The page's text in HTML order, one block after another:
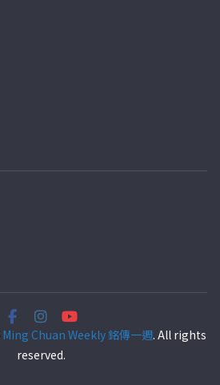
Ming Chuan Weekly 銘傳一週. All rights
reserved.